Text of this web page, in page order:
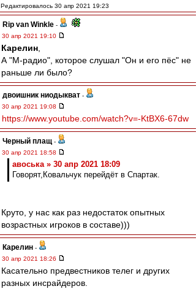
Редактировалось 30 апр 2021 19:23
Rip van Winkle -
30 апр 2021 19:10
Карелин
А "М-радио", которое слушал "Он и его пёс" не
раньше ли было?
двоишник ниодыкват -
30 апр 2021 19:08
https://www.youtube.com/watch?v=-KtBX6-67dw
Черный плащ -
30 апр 2021 18:58
авоська » 30 апр 2021 18:09
Говорят,Ковальчук перейдёт в Спартак.
Круто, у нас как раз недостаток опытных
возрастных игроков в составе)))
Карелин -
30 апр 2021 18:26
Касательно предвестников телег и других
разных инсрайдеров.